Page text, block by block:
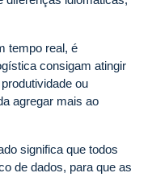
tempo real, é
consigam atingir
ou
agregar mais ao
significa que todos
de dados, para que as